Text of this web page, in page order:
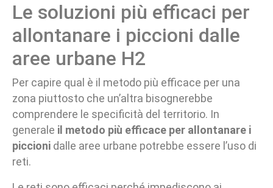
Le soluzioni più efficaci per
allontanare i piccioni dalle
aree urbane H2
Per capire qual è il metodo più efficace per una
zona piuttosto che un’altra bisognerebbe
comprendere le specificità del territorio. In
generale il metodo più efficace per allontanare i
piccioni dalle aree urbane potrebbe essere l’uso di
reti.